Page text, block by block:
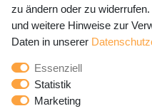
E-MAIL **
Newsletter
Honig
Hiermit bestätige ich,
gelesen habe. Meine
widerrufen.**
zu ändern oder zu
und weitere Hinweise zur
Daten in unserer
Essenziell
Statistik
Marketing